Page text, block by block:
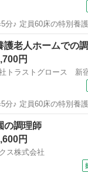
分♪ 定員60床の特別養
業チン
護老人ホームでの
円
トラストグロース 新
分♪ 定員60床の特別養
せ
・ 盛付・在庫管理・発
チン
の調理師
円
ス株式会社